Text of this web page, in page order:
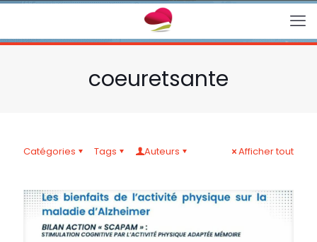
coeuretsante
Catégories Tags Auteurs Afficher tout